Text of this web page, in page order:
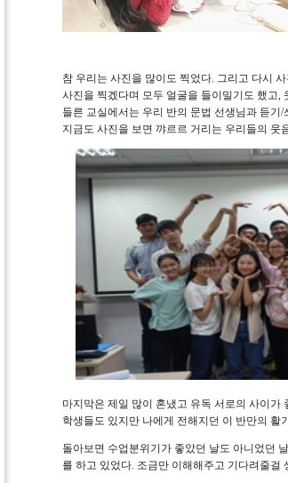
참 우리는 사진을 많이도 찍었다. 그리고 다시
사진을 찍겠다며 모두 얼굴을 들이밀기도 했고,
들른 교실에서는 우리 반의 문법 선생님과 듣기 /
지금도 사진을 보면 꺄르르 거리는 우리들의 웃
마지막은 제일 많이 혼냈고 유독 서로의 사이가
학생들도 있지만 나에게 전해지던 이 반만의 활
돌아보면 수업분위기가 좋았던 날도 아니었던
를 하고 있었다. 조금만 이해해주고 기다려줄걸